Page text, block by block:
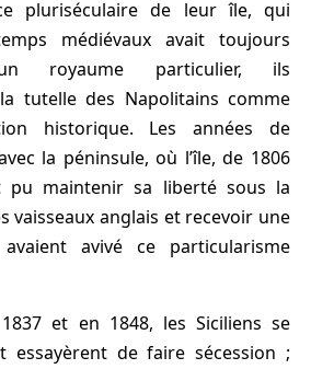
pluriséculaire de leur île, qui
médiévaux avait toujours
royaume particulier, ils
tutelle des Napolitains comme
historique. Les années de
la péninsule, où l’île, de 1806
pu maintenir sa liberté sous la
vaisseaux anglais et recevoir une
avivé ce particularisme
et en 1848, les Siciliens se
essayèrent de faire sécession ;